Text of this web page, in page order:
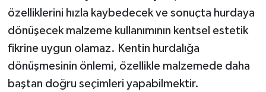
özelliklerini hızla kaybedecek ve sonuçta hurdaya
dönüşecek malzeme kullanımının kentsel estetik
fikrine uygun olamaz. Kentin hurdalığa
dönüşmesinin önlemi, özellikle malzemede daha
baştan doğru seçimleri yapabilmektir.